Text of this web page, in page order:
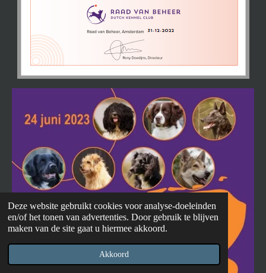
Deze website gebruikt cookies voor analyse-doeleinden
en/of het tonen van advertenties. Door gebruik te blijven
maken van de site gaat u hiermee akkoord.
Akkoord